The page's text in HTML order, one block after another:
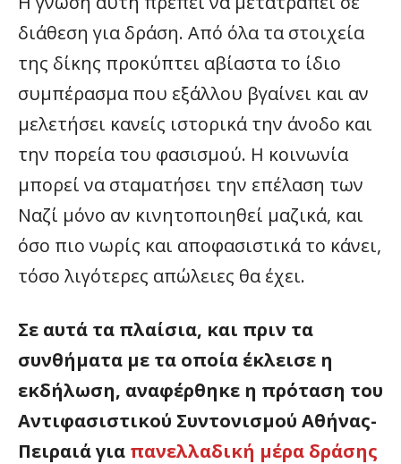
διάθεση για δράση. Από όλα τα στοιχεία
της δίκης προκύπτει αβίαστα το ίδιο
συμπέρασμα που εξάλλου βγαίνει και αν
μελετήσει κανείς ιστορικά την άνοδο και
την πορεία του φασισμού. Η κοινωνία
μπορεί να σταματήσει την επέλαση των
Ναζί μόνο αν κινητοποιηθεί μαζικά, και
όσο πιο νωρίς και αποφασιστικά το κάνει,
τόσο λιγότερες απώλειες θα έχει.
Σε αυτά τα πλαίσια, και πριν τα
συνθήματα με τα οποία έκλεισε η
εκδήλωση, αναφέρθηκε η πρόταση του
Αντιφασιστικού Συντονισμού Αθήνας-
Πειραιά για πανελλαδική μέρα δράσης